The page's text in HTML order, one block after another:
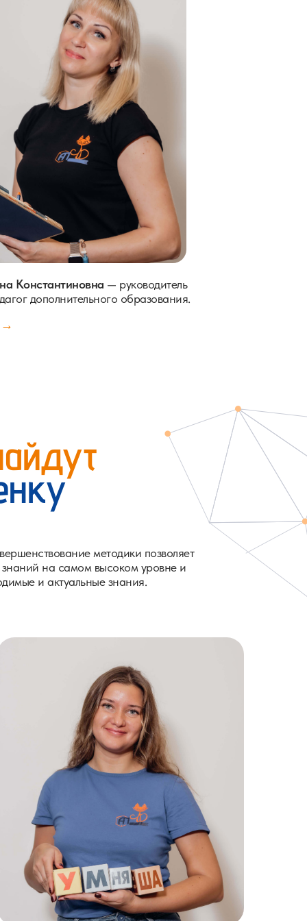
Константиновна — руководитель
дополнительного образования.
→
методики позволяет
на самом высоком уровне и
и актуальные знания.